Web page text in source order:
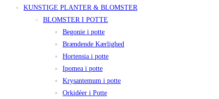
KUNSTIGE PLANTER & BLOMSTER
BLOMSTER I POTTE
Begonie i potte
Brændende Kærlighed
Hortensia i potte
Ipomea i potte
Krysantemum i potte
Orkidéer i Potte